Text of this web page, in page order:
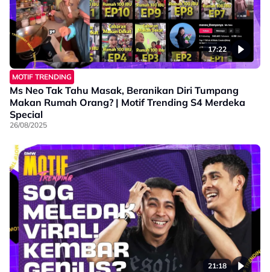
17:22
MOTIF TRENDING
Ms Neo Tak Tahu Masak, Beranikan Diri Tumpang
Makan Rumah Orang? | Motif Trending S4 Merdeka
Special
26/08/2025
21:18